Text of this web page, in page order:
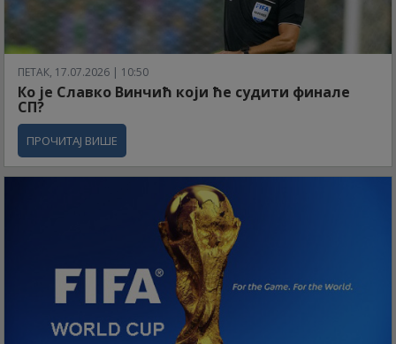
ПЕТАК, 17.07.2026 | 10:50
Ко је Славко Винчић који ће судити финале
СП?
ПРОЧИТАЈ ВИШЕ